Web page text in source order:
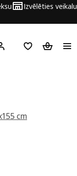
Izvēlēties veikalu
Hej! Pierakstīties
PirkumuPirkumu
cm